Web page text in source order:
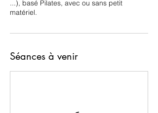
...), basé Pilates, avec ou sans petit
matériel.
Séances à venir